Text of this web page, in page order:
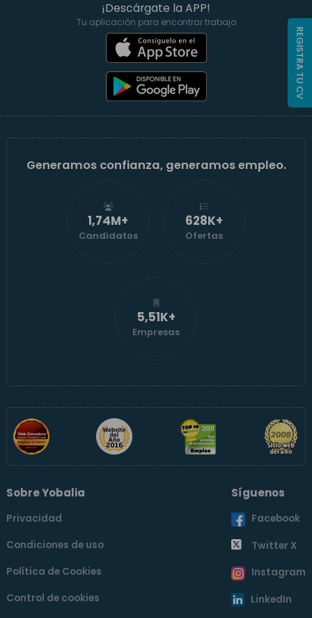
¡Descárgate la APP!
Tu aplicación para encontrar trabajo
Generamos confianza, generamos empleo.
1,74M+
Candidatos
629K+
Ofertas
5,51K+
Empresas
Sobre Yobalia
Privacidad
Condiciones de uso
Política de Cookies
Control de cookies
Síguenos
Facebook
Twitter X
Instagram
LinkedIn
REGISTRA TU CV